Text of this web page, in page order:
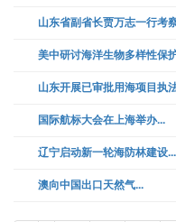
山东省副省长贾万志一行考
美中研讨海洋生物多样性保
山东开展已审批用海项目执
国际航标大会在上海举办...
辽宁启动新一轮海防林建设...
澳向中国出口天然气...